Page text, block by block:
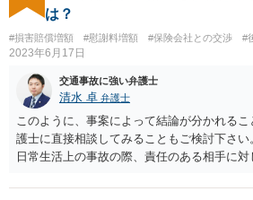
通事故事案ではより定額の費用としている
います。費用面も含めて、弁護士さんを検討
ませんね。 かなり具体的な話も多くなって
い合わせてみるとよいと思います。
は？
#損害賠償増額 #慰謝料増額 #保険会社との交渉 #
2023年6月17日
交通事故に強い弁護士
清水 卓 弁護士
このように、事案によって結論が分かれる
護士に直接相談してみることもご検討下さ
日常生活上の事故の際、責任のある相手に
す（ご自宅の火災保険や自動車の任意保険